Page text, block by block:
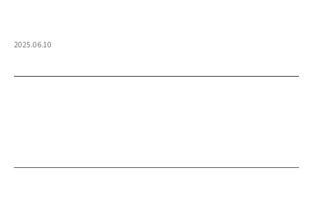
2025.06.10